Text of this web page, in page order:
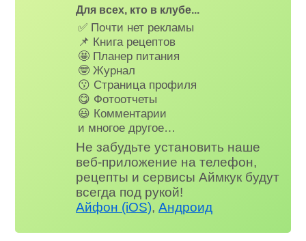
Для всех, кто в клубе...
✅ Почти нет рекламы
📌 Книга рецептов
🤩 Планер питания
🤓 Журнал
😗 Страница профиля
😋 Фотоотчеты
😃 Комментарии
и многое другое…
Не забудьте установить наше
веб-приложение на телефон,
рецепты и сервисы Аймкук будут
всегда под рукой!
Айфон (iOS),Андроид